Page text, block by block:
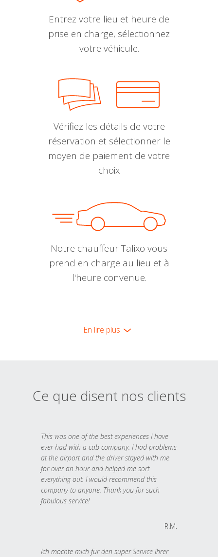
Entrez votre lieu et heure de
prise en charge, sélectionnez
votre véhicule.
Vérifiez les détails de votre
réservation et sélectionner le
moyen de paiement de votre
choix
Notre chauffeur Talixo vous
prend en charge au lieu et à
l'heure convenue.
En lire plus
Ce que disent nos clients
This was one of the best experiences I have
ever had with a cab company. I had problems
at the airport and the driver stayed with me
for over an hour and helped me sort
everything out. I would recommend this
company to anyone. Thank you for such
fabulous service!
R.M.
Ich möchte mich für den super Service Ihrer